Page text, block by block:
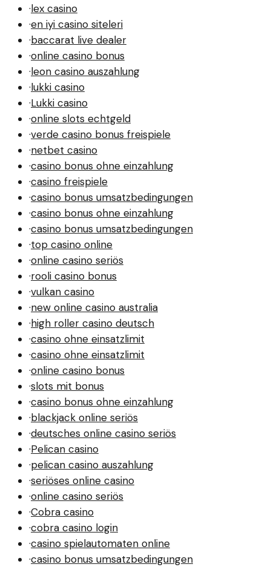
·lex casino
·en iyi casino siteleri
·baccarat live dealer
·online casino bonus
·leon casino auszahlung
·lukki casino
·Lukki casino
·online slots echtgeld
·verde casino bonus freispiele
·netbet casino
·casino bonus ohne einzahlung
·casino freispiele
·casino bonus umsatzbedingungen
·casino bonus ohne einzahlung
·casino bonus umsatzbedingungen
·top casino online
·online casino seriös
·rooli casino bonus
·vulkan casino
·new online casino australia
·high roller casino deutsch
·casino ohne einsatzlimit
·casino ohne einsatzlimit
·online casino bonus
·slots mit bonus
·casino bonus ohne einzahlung
·blackjack online seriös
·deutsches online casino seriös
·Pelican casino
·pelican casino auszahlung
·seriöses online casino
·online casino seriös
·Cobra casino
·cobra casino login
·casino spielautomaten online
·casino bonus umsatzbedingungen